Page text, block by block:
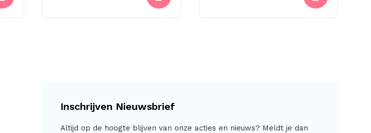
Inschrijven Nieuwsbrief
Altijd op de hoogte blijven van onze acties en nieuws? Meldt je dan